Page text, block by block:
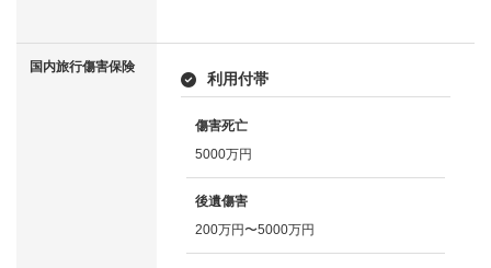
国内旅行傷害保険
利用付帯
傷害死亡
5000万円
後遺傷害
200万円〜5000万円